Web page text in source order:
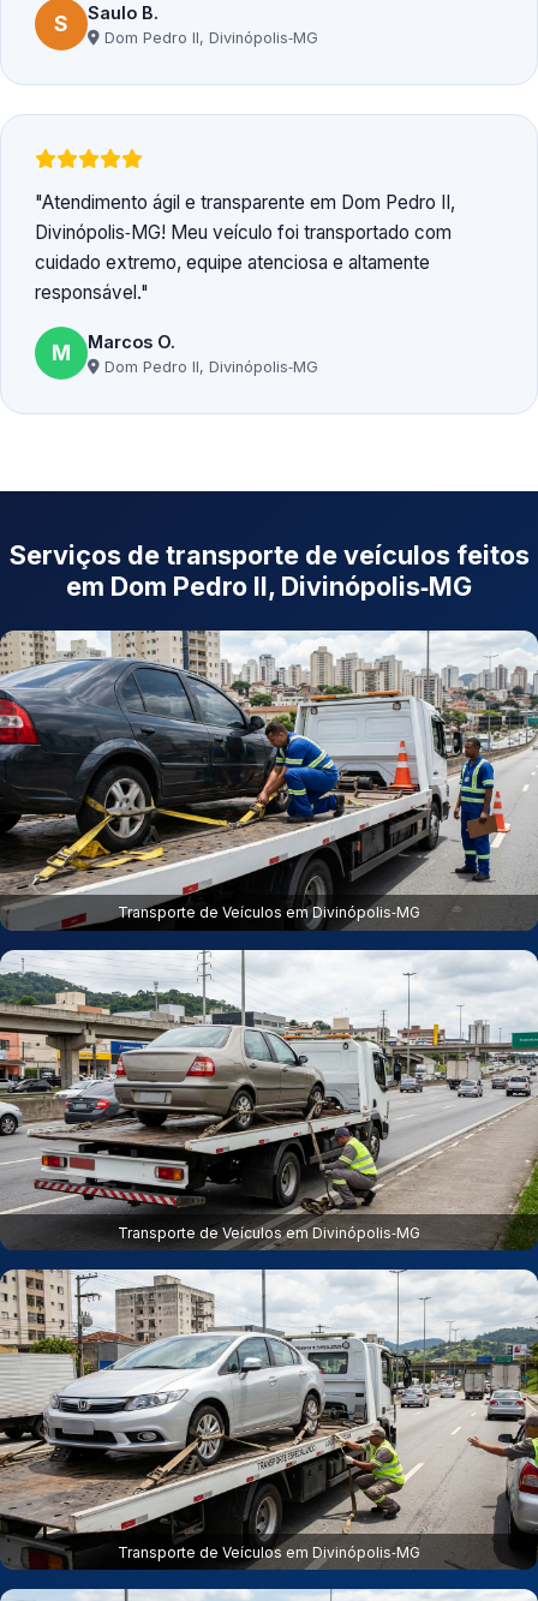
S Saulo B.
Dom Pedro II, Divinópolis‑MG
Atendimento ágil e transparente em Dom Pedro II,
Divinópolis‑MG! Meu veículo foi transportado com
cuidado extremo, equipe atenciosa e altamente
responsável.
M Marcos O.
Dom Pedro II, Divinópolis‑MG
Serviços de transporte de veículos feitos
em Dom Pedro II, Divinópolis‑MG
Transporte de Veículos em Divinópolis‑MG
Transporte de Veículos em Divinópolis‑MG
Transporte de Veículos em Divinópolis‑MG